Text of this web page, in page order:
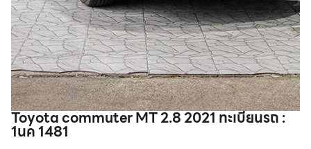
Toyota commuter MT 2.8 2021 ทะเบียนรถ :
1นค 1481